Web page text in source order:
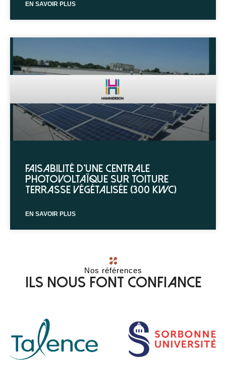
EN SAVOIR PLUS
Faisabilité d’une centrale
photovoltaïque sur toiture
terrasse végétalisée (300 kWc)
EN SAVOIR PLUS
Nos références
Ils nous font confiance